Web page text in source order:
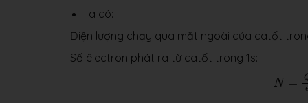
Ta có:
Điện lượng chạy qua mặt ngoài của catốt trong
Số êlectron phát ra từ catốt trong 1s:
N =
e
e